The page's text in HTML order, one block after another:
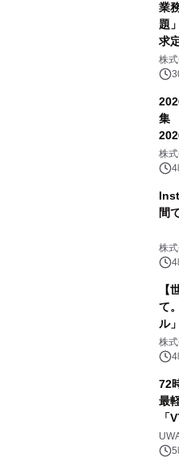
業
題
求
ー
株
集
2026
開
株
4
間
株
4
【
て
ル
ャ
株
4
72
最
「
5